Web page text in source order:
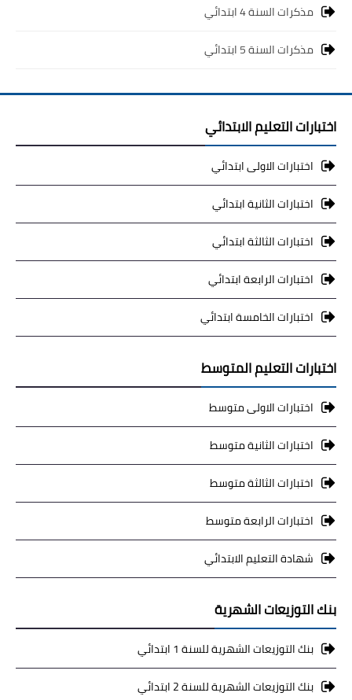
مذكرات السنة 4 ابتدائي
مذكرات السنة 5 ابتدائي
اختبارات التعليم الابتدائي
اختبارات الاولى ابتدائي
اختبارات الثانية ابتدائي
اختبارات الثالثة ابتدائي
اختبارات الرابعة ابتدائي
اختبارات الخامسة ابتدائي
اختبارات التعليم المتوسط
اختبارات الاولى متوسط
اختبارات الثانية متوسط
اختبارات الثالثة متوسط
اختبارات الرابعة متوسط
شهادة التعليم الابتدائي
بنك التوزيعات الشهرية
بنك التوزيعات الشهرية للسنة 1 ابتدائي
بنك التوزيعات الشهرية للسنة 2 ابتدائي